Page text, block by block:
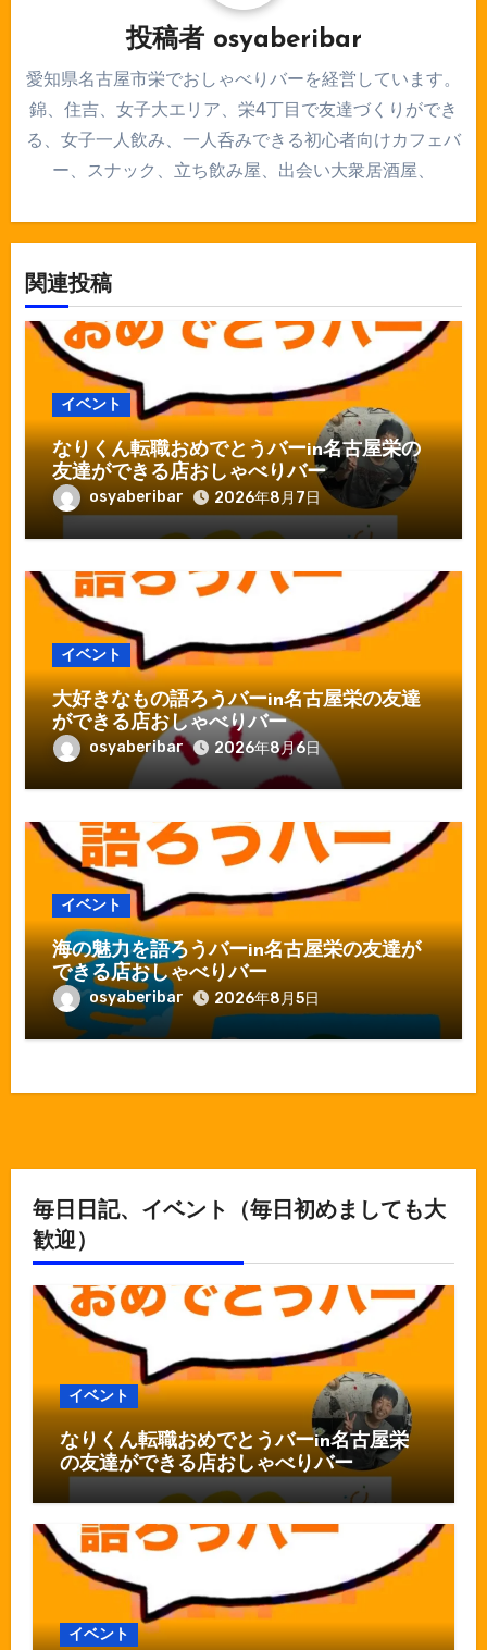
投稿者 osyaberibar
愛知県名古屋市栄でおしゃべりバーを経営しています。
錦、住吉、女子大エリア、栄4丁目で友達づくりができ
る、女子一人飲み、一人呑みできる初心者向けカフェバ
ー、スナック、立ち飲み屋、出会い大衆居酒屋、
関連投稿
イベント
なりくん転職おめでとうバーin名古屋栄の
友達ができる店おしゃべりバー
osyaberibar 2026年8月7日
イベント
大好きなもの語ろうバーin名古屋栄の友達
ができる店おしゃべりバー
osyaberibar 2026年8月6日
イベント
海の魅力を語ろうバーin名古屋栄の友達が
できる店おしゃべりバー
osyaberibar 2026年8月5日
毎日日記、イベント（毎日初めましても大
歓迎）
イベント
なりくん転職おめでとうバーin名古屋栄
の友達ができる店おしゃべりバー
イベント